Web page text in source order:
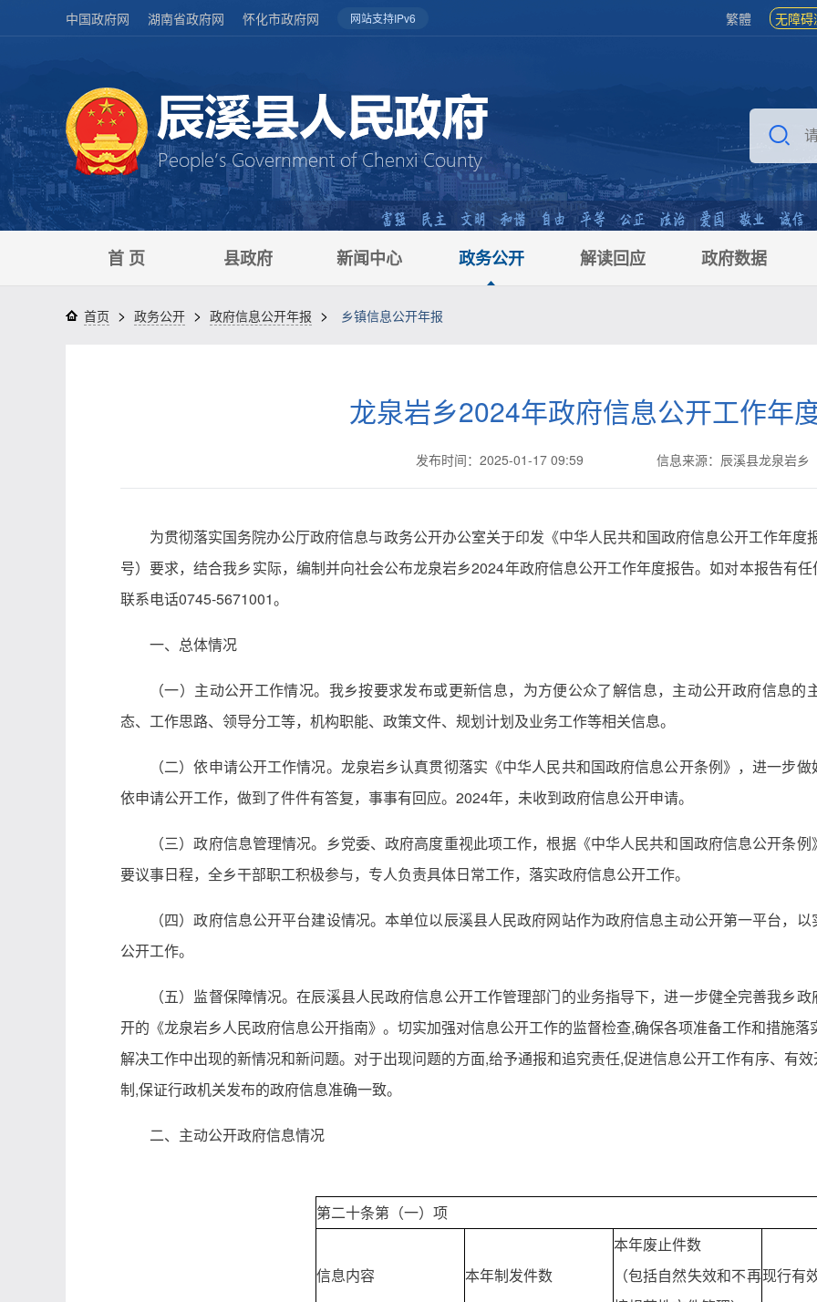
中国政府网 湖南省政府网 怀化市政府网 网站支持IPv6 繁體 无障碍
首 页 县政府 新闻中心 政务公开 解读回应 政府数据
首页 > 政务公开 > 政府信息公开年报 > 乡镇信息公开年报
龙泉岩乡2024年政府信息公开工作年
发布时间：2025-01-17 09:59 信息来源：辰溪县龙泉岩乡
为贯彻落实国务院办公厅政府信息与政务公开办公室关于印发《中华人民共和国政府信息公开工作年
号）要求，结合我乡实际，编制并向社会公布龙泉岩乡2024年政府信息公开工作年度报告。如对本报告有
联系电话0745-5671001。
一、总体情况
（一）主动公开工作情况。我乡按要求发布或更新信息，为方便公众了解信息，主动公开政府信息
态、工作思路、领导分工等，机构职能、政策文件、规划计划及业务工作等相关信息。
（二）依申请公开工作情况。龙泉岩乡认真贯彻落实《中华人民共和国政府信息公开条例》，进一步
依申请公开工作，做到了件件有答复，事事有回应。2024年，未收到政府信息公开申请。
（三）政府信息管理情况。乡党委、政府高度重视此项工作，根据《中华人民共和国政府信息公开条
要议事日程，全乡干部职工积极参与，专人负责具体日常工作，落实政府信息公开工作。
（四）政府信息公开平台建设情况。本单位以辰溪县人民政府网站作为政府信息主动公开第一平台，
公开工作。
（五）监督保障情况。在辰溪县人民政府信息公开工作管理部门的业务指导下，进一步健全完善我乡
开的《龙泉岩乡人民政府信息公开指南》。切实加强对信息公开工作的监督检查,确保各项准备工作和措施
解决工作中出现的新情况和新问题。对于出现问题的方面,给予通报和追究责任,促进信息公开工作有序、有
制,保证行政机关发布的政府信息准确一致。
二、主动公开政府信息情况
第二十条第（一）项
信息内容 本年制发件数
本年废止件数
（包括自然失效和不再现行有